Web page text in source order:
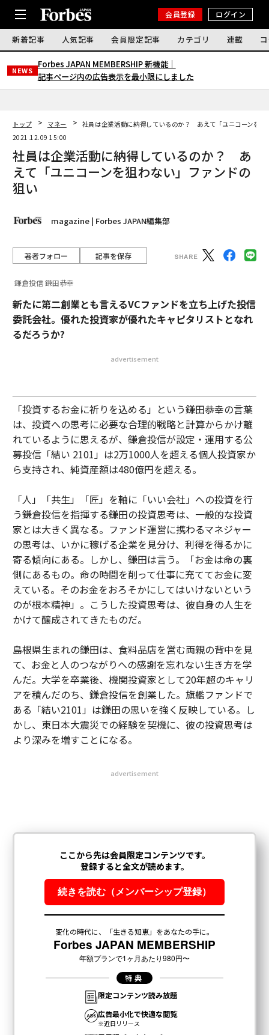
会員登録 ログイン
新着記事 人気記事 会員限定記事 カテゴリ 連載
NEWS
Forbes JAPAN MEMBERSHIP 新機能｜
記事ページ内の広告表示を最小限にしました
トップ マネー
社員は企業活動に納得しているのか？ あえて「ユニコーンを狙
2021.12.09 15:00
社員は企業活動に納得しているのか？ あ
えて「ユニコーンを狙わない」ファンドの
狙い
magazine | Forbes JAPAN編集部
著者フォロー 記事を保存
鎌倉投信 鎌田恭幸
新たに第二創業とも言えるVCファンドを立ち上げた投信
委託会社。優れた投資家が優れたキャピタリストとなれ
るだろうか?
advertisement
「投資するお金に祈りを込める」という鎌田恭幸の言葉
は、投資への思考に必要な合理的戦略と計算からかけ離
れているように思えるが、鎌倉投信が設定・運用する公
募投信「結い 2101」は2万1000人を超える個人投資家か
ら支持され、純資産額は480億円を超える。
「人」「共生」「匠」を軸に「いい会社」への投資を行
う鎌倉投信を指揮する鎌田の投資思考は、一般的な投資
家とは大きく異なる。ファンド運営に携わるマネジャー
の思考は、いかに稼げる企業を見分け、利得を得るかに
寄る傾向にある。しかし、鎌田は言う。「お金は命の裏
側にあるもの。命の時間を削って仕事に充ててお金に変
えている。そのお金をおろそかにしてはいけないという
のが根本精神」。こうした投資思考は、彼自身の人生を
かけて醸成されてきたものだ。
島根県生まれの鎌田は、食料品店を営む両親の背中を見
て、お金と人のつながりへの感謝を忘れない生き方を学
んだ。大学を卒業後、機関投資家として20年超のキャリ
アを積んだのち、鎌倉投信を創業した。旗艦ファンドで
ある「結い2101」は鎌田の思いを強く反映している。し
かし、東日本大震災での経験を契機に、彼の投資思考は
より深みを増すことになる。
advertisement